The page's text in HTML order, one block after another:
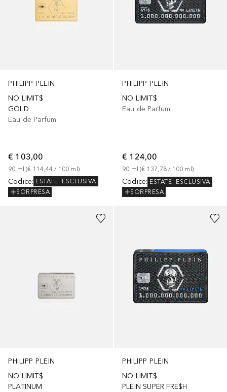
PHILIPP PLEIN
NO LIMIT$
GOLD
Eau de Parfum
€ 103,00
90 ml (€ 114,44 / 100 ml)
Codice: ESTATE
ESCLUSIVA
SORPRESA
PHILIPP PLEIN
NO LIMIT$
Eau de Parfum
€ 124,00
90 ml (€ 137,78 / 100 ml )
Codice: ESTATE
ESCLUSIVA
SORPRESA
PHILIPP PLEIN
NO LIMIT$
PLATINUM
PHILIPP PLEIN
NO LIMIT$
PLEIN SUPER FRE$H